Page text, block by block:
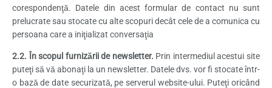
corespondenţă. Datele din acest formular de contact nu sunt
prelucrate sau stocate cu alte scopuri decât cele de a comunica cu
persoana care a iniţializat conversaţia
2.2. În scopul furnizării de newsletter. Prin intermediul acestui site
puteţi să vă abonaţi la un newsletter. Datele dvs. vor fi stocate într-
o bază de date securizată, pe serverul website-ului. Puteţi oricând